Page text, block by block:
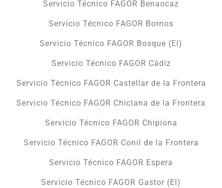
Servicio Técnico FAGOR Benaocaz
Servicio Técnico FAGOR Bornos
Servicio Técnico FAGOR Bosque (El)
Servicio Técnico FAGOR Cádiz
Servicio Técnico FAGOR Castellar de la Frontera
Servicio Técnico FAGOR Chiclana de la Frontera
Servicio Técnico FAGOR Chipiona
Servicio Técnico FAGOR Conil de la Frontera
Servicio Técnico FAGOR Espera
Servicio Técnico FAGOR Gastor (El)